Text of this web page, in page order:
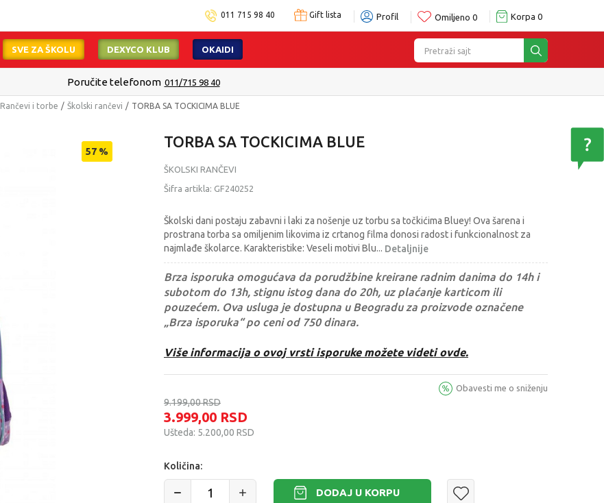
011 715 98 40 Gift lista Profil Omiljeno 0 Korpa 0
Pretraži sajt
SVE ZA ŠKOLU DEXYCO KLUB OKAIDI
Poručite telefonom 011/715 98 40
Rančevi i torbe Školski rančevi TORBA SA TOCKICIMA BLUE
57 %
TORBA SA TOCKICIMA BLUE
ŠKOLSKI RANČEVI
Šifra artikla: GF240252
Školski dani postaju zabavni i laki za nošenje uz torbu sa točkićima Bluey! Ova šarena i
prostrana torba sa omiljenim likovima iz crtanog filma donosi radost i funkcionalnost za
najmlađe školarce. Karakteristike: Veseli motivi Blu... Detaljnije
Brza isporuka omogućava da porudžbine kreirane radnim danima do 14h i
subotom do 13h, stignu istog dana do 20h, uz plaćanje karticom ili
pouzećem. Ova usluga je dostupna u Beogradu za proizvode označene
„Brza isporuka“ po ceni od 750 dinara.
Više informacija o ovoj vrsti isporuke možete videti ovde.
9.199,00RSD
3.999,00 RSD
Ušteda: 5.200,00 RSD
Obavesti me o sniženju
Količina:
DODAJ U KORPU